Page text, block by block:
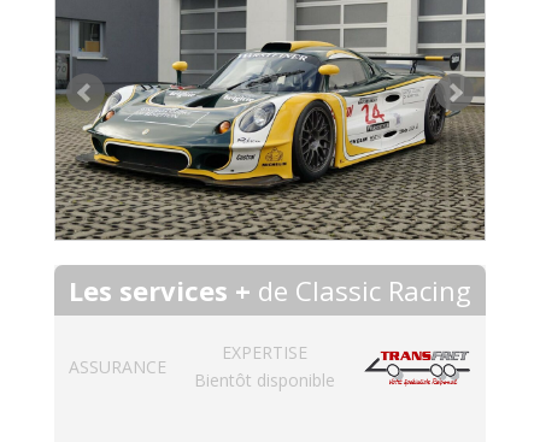
Les services + de Classic Racing
ASSURANCE
EXPERTISE
Bientôt disponible